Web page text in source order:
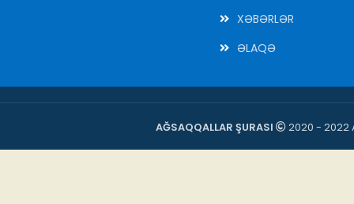
XƏBƏRLƏR
ƏLAQƏ
AĞSAQQALLAR ŞURASI 2020 - 2022